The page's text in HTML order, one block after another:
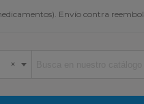
Envío contra
×